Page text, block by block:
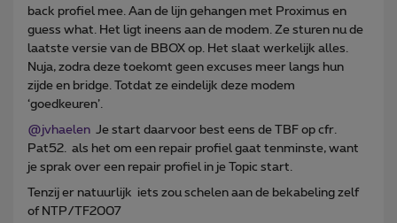
back profiel mee. Aan de lijn gehangen met Proximus en
guess what. Het ligt ineens aan de modem. Ze sturen nu de
laatste versie van de BBOX op. Het slaat werkelijk alles.
Nuja, zodra deze toekomt geen excuses meer langs hun
zijde en bridge. Totdat ze eindelijk deze modem
‘goedkeuren’.
@jvhaelen Je start daarvoor best eens de TBF op cfr.
Pat52. als het om een repair profiel gaat tenminste, want
je sprak over een repair profiel in je Topic start.
Tenzij er natuurlijk iets zou schelen aan de bekabeling zelf
of NTP/TF2007